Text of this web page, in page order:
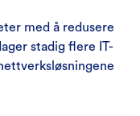
med å redusere
stadig flere IT-